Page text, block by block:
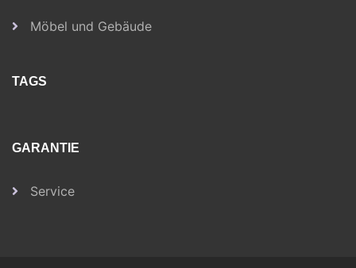
Möbel und Gebäude
TAGS
GARANTIE
Service